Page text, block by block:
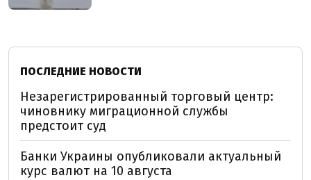
ПОСЛЕДНИЕ НОВОСТИ
Незарегистрированный торговый центр:
чиновнику миграционной службы
предстоит суд
Банки Украины опубликовали актуальный
курс валют на 10 августа